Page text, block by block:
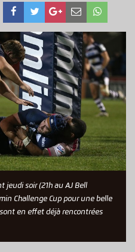
jeudi soir (21h au AJ Bell
Challenge Cup pour une belle
en effet déjà rencontrées